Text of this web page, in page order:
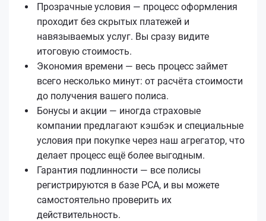
Прозрачные условия — процесс оформления
проходит без скрытых платежей и
навязываемых услуг. Вы сразу видите
итоговую стоимость.
Экономия времени — весь процесс займет
всего несколько минут: от расчёта стоимости
до получения вашего полиса.
Бонусы и акции — иногда страховые
компании предлагают кэшбэк и специальные
условия при покупке через наш агрегатор, что
делает процесс ещё более выгодным.
Гарантия подлинности — все полисы
регистрируются в базе РСА, и вы можете
самостоятельно проверить их
действительность.